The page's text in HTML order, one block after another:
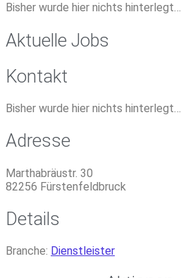
Bisher wurde hier nichts hinterlegt…
Aktuelle Jobs
Kontakt
Bisher wurde hier nichts hinterlegt…
Adresse
Marthabräustr. 30
82256 Fürstenfeldbruck
Details
Branche: Dienstleister